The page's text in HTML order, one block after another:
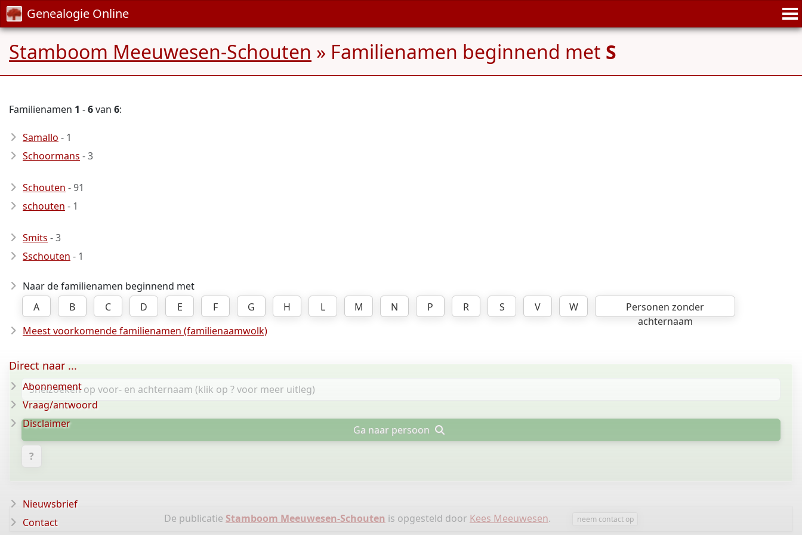
Genealogie Online
Stamboom Meeuwesen-Schouten » Familienamen beginnend met S
Familienamen 1 -6van 6:
Samallo - 1
Schoormans - 3
Schouten - 91
schouten - 1
Smits - 3
Sschouten - 1
Naar de familienamen beginnend met
A
B C D E F G H L M N P R S V W
Personen zonder
achternaam
Meest voorkomende familienamen (familienaamwolk)
Ga naar persoon
?
De publicatie Stamboom Meeuwesen-Schouten is opgesteld door Kees Meeuwesen. neem contact op
Direct naar ...
Abonnement
Vraag/antwoord
Disclaimer
Nieuwsbrief
Contact